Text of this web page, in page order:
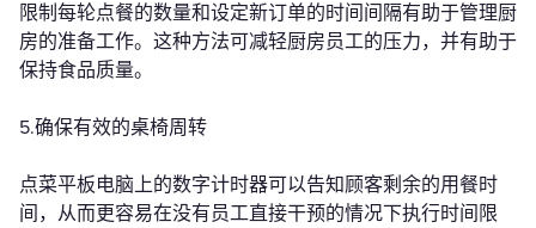
限制每轮点餐的数量和设定新订单的时间间隔有助于管理厨
房的准备工作。这种方法可减轻厨房员工的压力，并有助于
保持食品质量。
5.确保有效的桌椅周转
点菜平板电脑上的数字计时器可以告知顾客剩余的用餐时
间，从而更容易在没有员工直接干预的情况下执行时间限